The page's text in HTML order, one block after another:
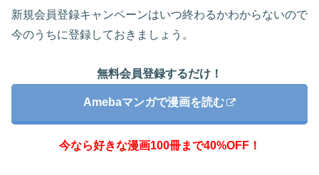
新規会員登録キャンペーンはいつ終わるかわからないので
今のうちに登録しておきましょう。
無料会員登録するだけ！
Amebaマンガで漫画を読む
今なら好きな漫画100冊まで40%OFF！